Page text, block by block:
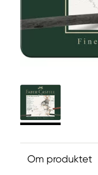
Om produktet